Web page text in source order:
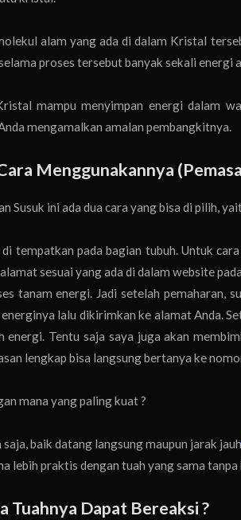
alam yang ada di dalam Kristal
proses tersebut banyak sekali
mampu menyimpan energi dalam
mengamalkan amalan pembangkitnya.
Menggunakannya
Susuk ini ada dua cara yang bisa di pilih,
tempatkan pada bagian tubuh. Untuk
sesuai yang ada di dalam website
tanam energi. Jadi setelah pemaharan,
lalu dikirimkan ke alamat Anda.
energi. Tentu saja saya juga akan
lengkap bisa langsung bertanya ke
mana yang paling kuat ?
saja, baik datang langsung maupun jarak
lebih praktis dengan tuah yang sama
Tuahnya Dapat Bereaksi ?